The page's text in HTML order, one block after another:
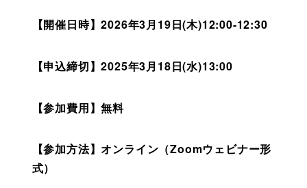
【開催日時】2026年3月19日(木)12:00-12:30
【申込締切】2025年3月18日(水)13:00
【参加費用】無料
【参加方法】オンライン（Zoomウェビナー形
式）